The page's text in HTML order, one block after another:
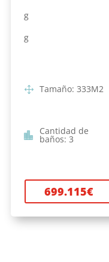
g
g
Tamaño: 333M2
Cantidad de
baños: 3
699.115€